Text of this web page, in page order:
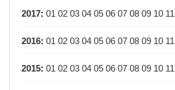
2017: 01 02 03 04 05 06 07 08 09 10 11
2016: 01 02 03 04 05 06 07 08 09 10 11
2015: 01 02 03 04 05 06 07 08 09 10 11